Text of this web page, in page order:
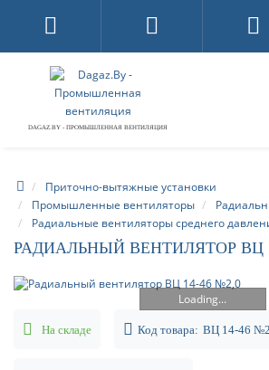
DAGAZ.BY - ПРОМЫШЛЕННАЯ ВЕНТИЛЯЦИЯ
Приточно-вытяжные установки
Промышленные вентиляторы
Радиальные вентиляторы среднего
РАДИАЛЬНЫЙ ВЕНТИЛЯТОР ВЦ
Loading...
На складе Код товара: ВЦ 14-46